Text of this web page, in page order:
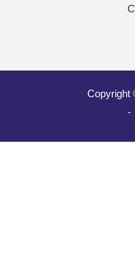
Copyright
-